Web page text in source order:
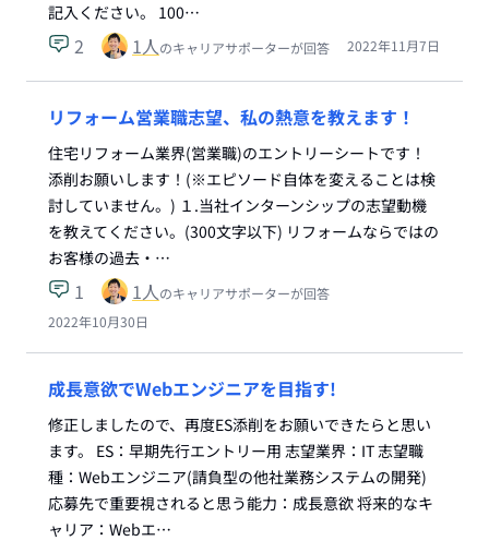
記入ください。 100…
2 1人のキャリアサポーターが回答 2022年11月7日
リフォーム営業職志望、私の熱意を教えます！
住宅リフォーム業界(営業職)のエントリーシートです！
添削お願いします！(※エピソード自体を変えることは検
討していません。) １.当社インターンシップの志望動機
を教えてください。(300文字以下) リフォームならではの
お客様の過去・…
1 1人のキャリアサポーターが回答
2022年10月30日
成長意欲でWebエンジニアを目指す!
修正しましたので、再度ES添削をお願いできたらと思い
ます。 ES：早期先行エントリー用 志望業界：IT 志望職
種：Webエンジニア(請負型の他社業務システムの開発)
応募先で重要視されると思う能力：成長意欲 将来的なキ
ャリア：Webエ…